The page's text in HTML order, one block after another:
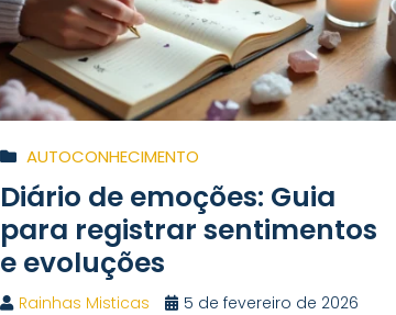
AUTOCONHECIMENTO
Diário de emoções: Guia
para registrar sentimentos
e evoluções
Rainhas Misticas
5 de fevereiro de 2026